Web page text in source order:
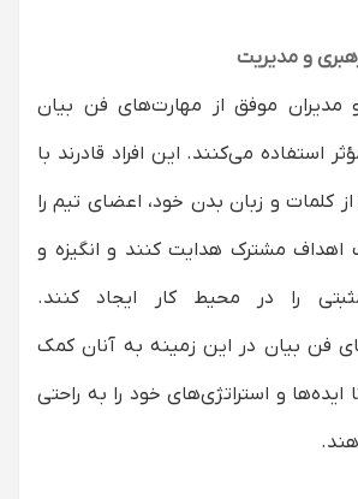
رهبری و مدیریت
مدیران موفق از مهارت‌های فن بیان
استفاده می‌کنند. این افراد قادرند با
از کلمات و زبان بدن خود، اعضای تیم را
مشترک هدایت کنند و انگیزه و
را در محیط کار ایجاد کنند.
فن بیان در این زمینه به آنان کمک
ایده‌ها و استراتژی‌های خود را به راحتی